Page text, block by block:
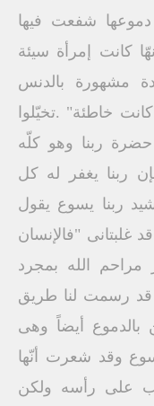
شفعت فيها
كانت إمرأة سيئة
مشهورة بالدنس
خاطئة" .تخيّلوا
حضرة ربنا وهو كلّه
ربنا يغفر له كل
ربنا يسوع يقول
غلبتانى "فالإنسان
مراحم الله بمجرد
قد رسمت لنا طريق
بالدموع أيضاً وهى
وقد شعرت أنّها
على رأسه ولكن